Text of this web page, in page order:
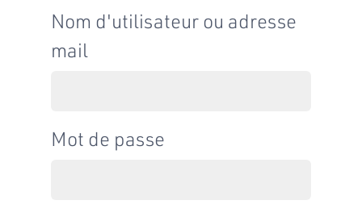
Nom d'utilisateur ou adresse
mail
Mot de passe